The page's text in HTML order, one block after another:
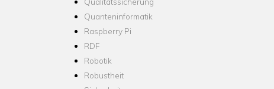
Quanteninformatik
Raspberry Pi
RDF
Robotik
Robustheit